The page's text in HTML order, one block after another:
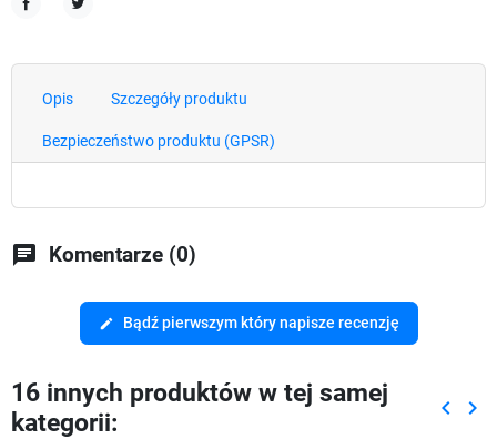
Opis Szczegóły produktu
Bezpieczeństwo produktu (GPSR)
chat Komentarze (0)
edit Bądź pierwszym który napisze recenzję
16 innych produktów w tej samej
kategorii:
keyboard_arrow_left keyboard_arrow_right